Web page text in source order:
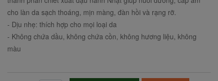
cho làn da sạch thoáng, mịn màng, đàn hồi và rạng rỡ.
- Dịu nhẹ: thích hợp cho mọi loại da
- Không chứa dầu, không chứa cồn, không hương liệu, không
màu